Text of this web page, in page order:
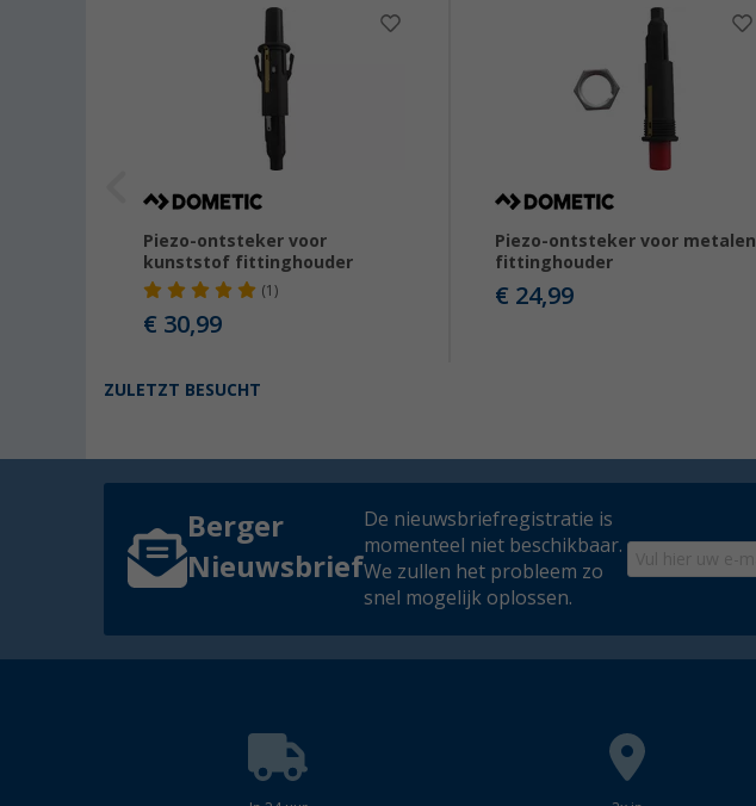
Piezo-ontsteker voor
kunststof fittinghouder
(1)
€ 30,99
Piezo-ontsteker voor metalen
fittinghouder
€ 24,99
ZULETZT BESUCHT
Berger
Nieuwsbrief
De nieuwsbriefregistratie is
momenteel niet beschikbaar.
We zullen het probleem zo
snel mogelijk oplossen.